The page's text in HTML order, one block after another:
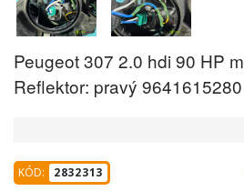
Peugeot 307 2.0 hdi 90 HP
Reflektor: pravý
KÓD: 2832313